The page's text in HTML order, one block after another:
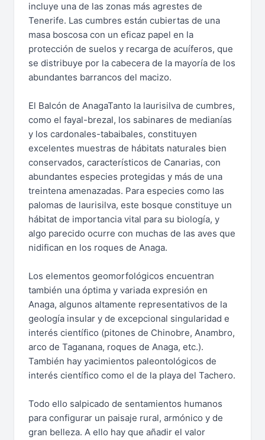
incluye una de las zonas más agrestes de
Tenerife. Las cumbres están cubiertas de una
masa boscosa con un eficaz papel en la
protección de suelos y recarga de acuíferos, que
se distribuye por la cabecera de la mayoría de los
abundantes barrancos del macizo.
El Balcón de AnagaTanto la laurisilva de cumbres,
como el fayal-brezal, los sabinares de medianías
y los cardonales-tabaibales, constituyen
excelentes muestras de hábitats naturales bien
conservados, característicos de Canarias, con
abundantes especies protegidas y más de una
treintena amenazadas. Para especies como las
palomas de laurisilva, este bosque constituye un
hábitat de importancia vital para su biología, y
algo parecido ocurre con muchas de las aves que
nidifican en los roques de Anaga.
Los elementos geomorfológicos encuentran
también una óptima y variada expresión en
Anaga, algunos altamente representativos de la
geología insular y de excepcional singularidad e
interés científico (pitones de Chinobre, Anambro,
arco de Taganana, roques de Anaga, etc.).
También hay yacimientos paleontológicos de
interés científico como el de la playa del Tachero.
Todo ello salpicado de sentamientos humanos
para configurar un paisaje rural, armónico y de
gran belleza. A ello hay que añadir el valor